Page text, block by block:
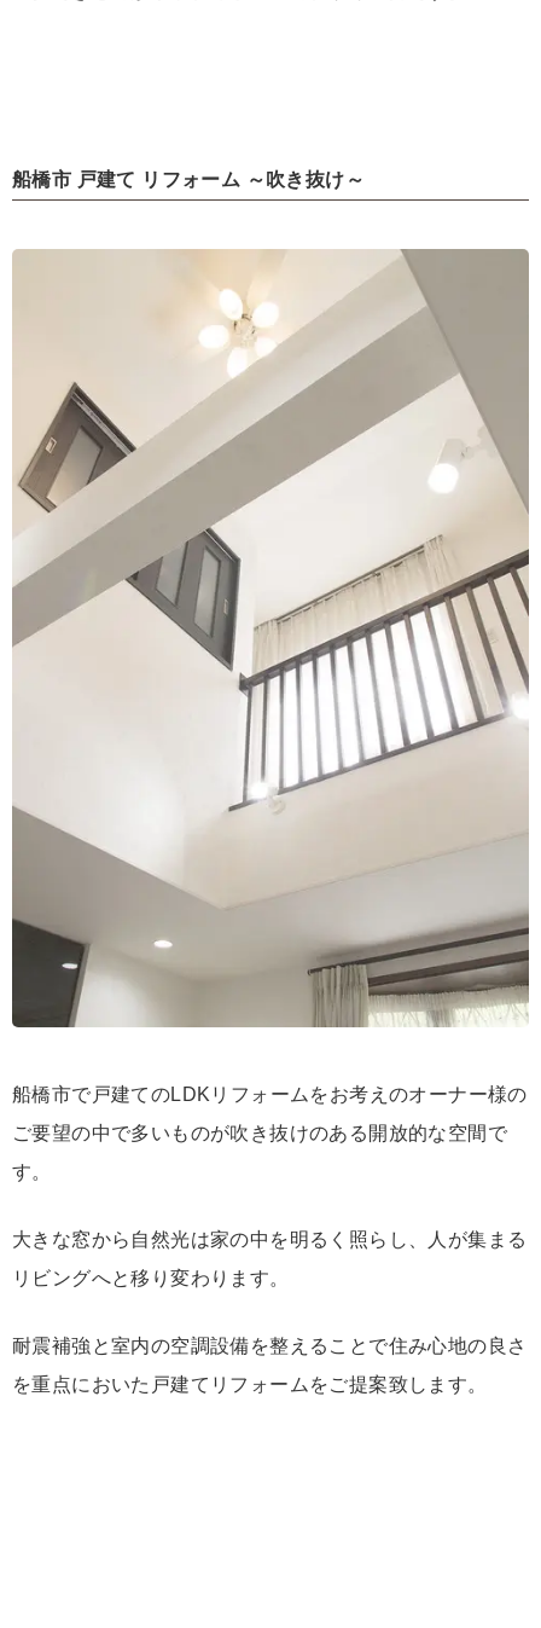
船橋市 戸建て リフォーム ～吹き抜け～
船橋市で戸建てのLDKリフォームをお考えのオーナー様の
ご要望の中で多いものが吹き抜けのある開放的な空間で
す。
大きな窓から自然光は家の中を明るく照らし、人が集まる
リビングへと移り変わります。
耐震補強と室内の空調設備を整えることで住み心地の良さ
を重点においた戸建てリフォームをご提案致します。